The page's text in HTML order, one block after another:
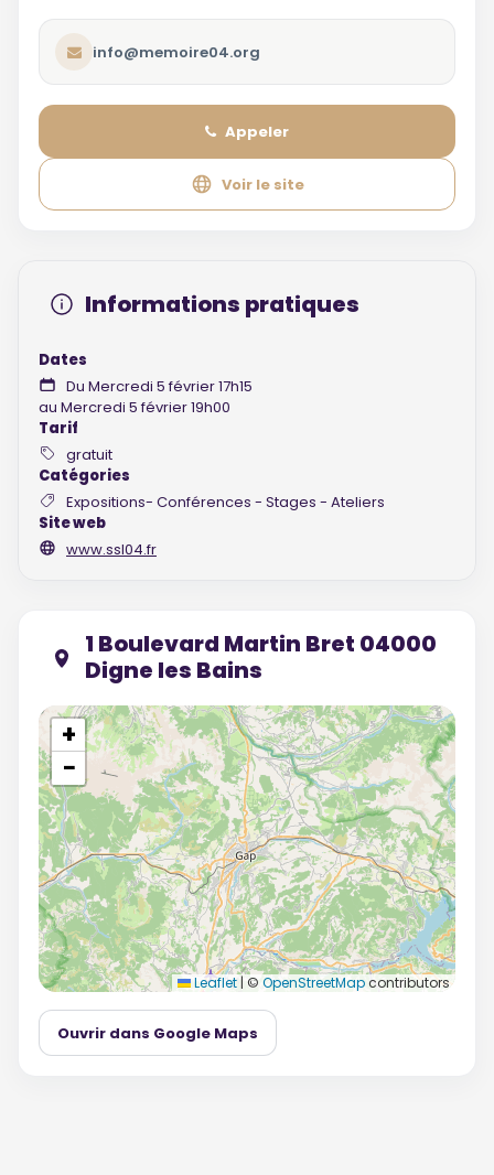
info@memoire04.org
Appeler
Voir le site
Informations pratiques
Dates
Du Mercredi 5 février 17h15
au Mercredi 5 février 19h00
Tarif
gratuit
Catégories
Expositions- Conférences - Stages - Ateliers
Site web
www.ssl04.fr
1 Boulevard Martin Bret 04000
Digne les Bains
+
−
Leaflet | © OpenStreetMapcontributors
Ouvrir dans Google Maps